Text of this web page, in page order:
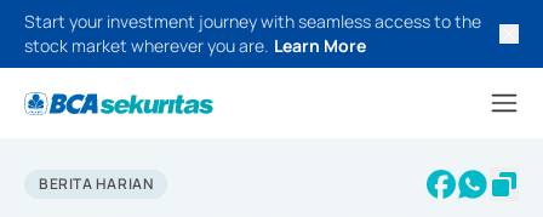
Start your investment journey with seamless access to the
stock market wherever you are. Learn More
BERITA HARIAN